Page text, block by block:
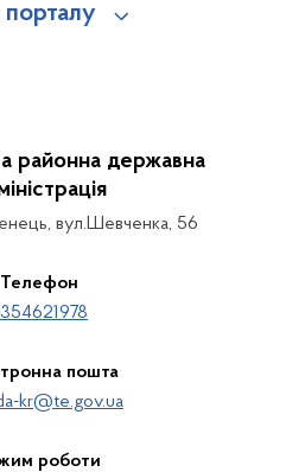
районна державна
вул.Шевченка, 56
Телефон
пошта
kr@te.gov.ua
роботи